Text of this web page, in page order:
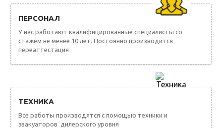
ПЕРСОНАЛ
У нас работают квалифицированные специалисты со
стажем не менее 10 лет. Постоянно производится
переаттестация
ТЕХНИКА
Все работы производятся с помощью техники и
эвакуаторов дилерского уровня